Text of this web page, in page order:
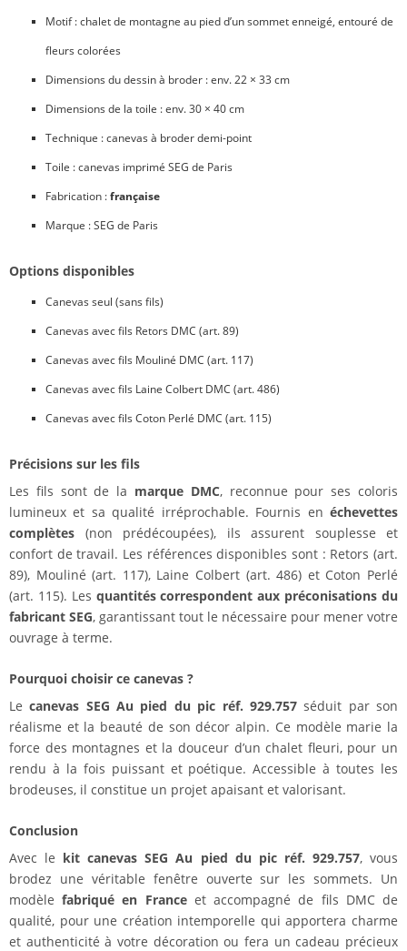
Motif : chalet de montagne au pied d’un sommet enneigé, entouré de
fleurs colorées
Dimensions du dessin à broder : env. 22 × 33 cm
Dimensions de la toile : env. 30 × 40 cm
Technique : canevas à broder demi-point
Toile : canevas imprimé SEG de Paris
Fabrication :française
Marque : SEG de Paris
Options disponibles
Canevas seul (sans fils)
Canevas avec fils Retors DMC (art. 89)
Canevas avec fils Mouliné DMC (art. 117)
Canevas avec fils Laine Colbert DMC (art. 486)
Canevas avec fils Coton Perlé DMC (art. 115)
Précisions sur les fils
Les fils sont de la marque DMC, reconnue pour ses coloris
lumineux et sa qualité irréprochable. Fournis en échevettes
complètes (non prédécoupées), ils assurent souplesse et
confort de travail. Les références disponibles sont : Retors (art.
89), Mouliné (art. 117), Laine Colbert (art. 486) et Coton Perlé
(art. 115). Les quantités correspondent aux préconisations du
fabricant SEG, garantissant tout le nécessaire pour mener votre
ouvrage à terme.
Pourquoi choisir ce canevas ?
Lecanevas SEG Au pied du pic réf. 929.757séduit par son
réalisme et la beauté de son décor alpin. Ce modèle marie la
force des montagnes et la douceur d’un chalet fleuri, pour un
rendu à la fois puissant et poétique. Accessible à toutes les
brodeuses, il constitue un projet apaisant et valorisant.
Conclusion
Avec le kit canevas SEG Au pied du pic réf. 929.757, vous
brodez une véritable fenêtre ouverte sur les sommets. Un
modèlefabriqué en Franceet accompagné de fils DMC de
qualité, pour une création intemporelle qui apportera charme
et authenticité à votre décoration ou fera un cadeau précieux